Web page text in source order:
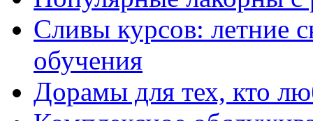
Сливы курсов: летние
обучения
Дорамы для тех, кто